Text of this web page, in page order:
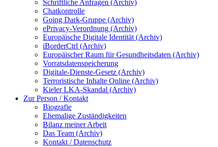
Schriftliche Anfragen (Archiv)
Chatkontrolle
Going Dark-Gruppe (Archiv)
ePrivacy-Verordnung (Archiv)
Europäische Digitale Identität (Archiv)
iBorderCtrl (Archiv)
Europäischer Raum für Gesundheitsdaten (Archiv)
Vorratsdatenspeicherung
Digitale-Dienste-Gesetz (Archiv)
Terroristische Inhalte Online (Archiv)
Kieler LKA-Skandal (Archiv)
Zur Person / Kontakt
Biografie
Ehemalige Zuständigkeiten
Bilanz meiner Arbeit
Das Team (Archiv)
Kontakt / Datenschutz